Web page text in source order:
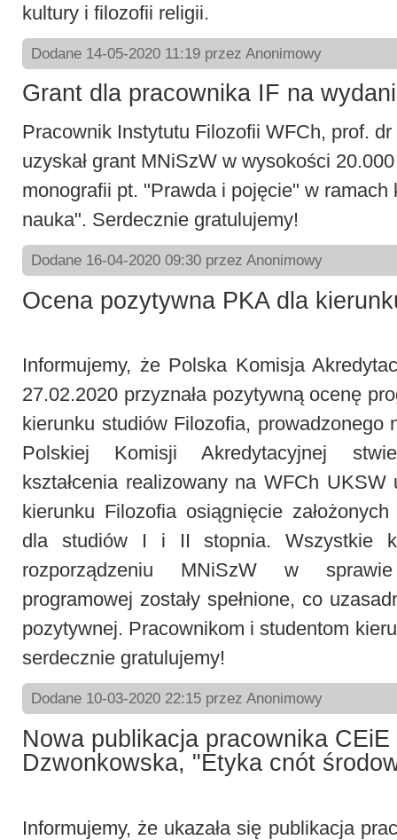
kultury i filozofii religii.
Dodane 14-05-2020 11:19 przez Anonimowy
Grant dla pracownika IF na
Pracownik Instytutu Filozofii WFCh, prof. dr
uzyskał grant MNiSzW w wysokości
monografii pt. "Prawda i pojęcie" w ramach
nauka". Serdecznie gratulujemy!
Dodane 16-04-2020 09:30 przez Anonimowy
Ocena pozytywna PKA dla
Informujemy, że Polska Komisja
27.02.2020 przyznała pozytywną ocenę
kierunku studiów Filozofia, prowadzonego
Polskiej Komisji Akredytacyjnej
kształcenia realizowany na WFCh UKSW
kierunku Filozofia osiągnięcie
dla studiów I i II stopnia. Wszystkie
rozporządzeniu MNiSzW w
programowej zostały spełnione, co
pozytywnej. Pracownikom i studentom
serdecznie gratulujemy!
Dodane 10-03-2020 22:15 przez Anonimowy
Nowa publikacja pracownika
Dzwonkowska, "Etyka cnót
Informujemy, że ukazała się publikacja